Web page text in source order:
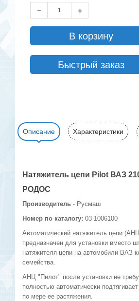
В корзину
Быстрый заказ
Описание Характеристики
Натяжитель цепи Pilot ВАЗ
РОДОС
Производитель - Русмаш
Номер по каталогу: 03-1006100
Автоматический натяжитель цепи
предназначен для установки вместо
натяжителя цепи на автомобили ВАЗ
семейства.
АНЦ "Пилот" после установки не
полностью автоматически
по мере ее растяжения.